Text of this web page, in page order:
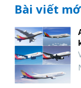
Bài viết